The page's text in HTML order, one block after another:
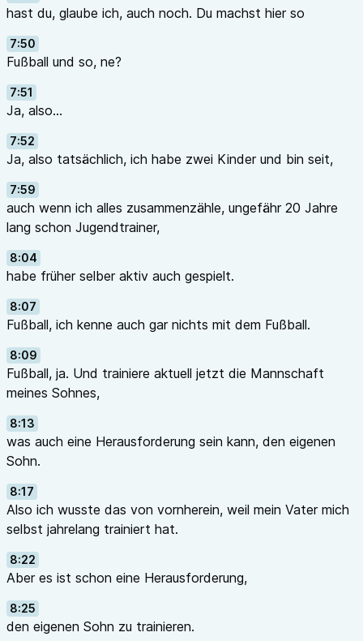
hast du, glaube ich, auch noch. Du machst hier so
7:50
Fußball und so, ne?
7:51
Ja, also...
7:52
Ja, also tatsächlich, ich habe zwei Kinder und bin seit,
7:59
auch wenn ich alles zusammenzähle, ungefähr 20 Jahre
lang schon Jugendtrainer,
8:04
habe früher selber aktiv auch gespielt.
8:07
Fußball, ich kenne auch gar nichts mit dem Fußball.
8:09
Fußball, ja. Und trainiere aktuell jetzt die Mannschaft
meines Sohnes,
8:13
was auch eine Herausforderung sein kann, den eigenen
Sohn.
8:17
Also ich wusste das von vornherein, weil mein Vater mich
selbst jahrelang trainiert hat.
8:22
Aber es ist schon eine Herausforderung,
8:25
den eigenen Sohn zu trainieren.